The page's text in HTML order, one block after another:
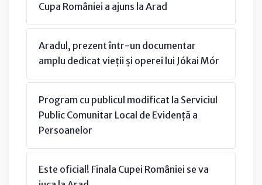
Cupa României a ajuns la Arad
Aradul, prezent într-un documentar
amplu dedicat vieții și operei lui Jókai Mór
Program cu publicul modificat la Serviciul
Public Comunitar Local de Evidență a
Persoanelor
Este oficial! Finala Cupei României se va